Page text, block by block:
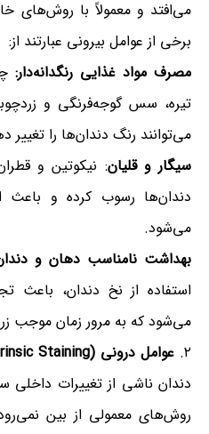
می‌افتد و معمولاً با روش‌های
برخی از عوامل بیرونی عبارتند از:
مصرف مواد غذایی رنگدانه‌دار:
تیره، سس گوجه‌فرنگی و
می‌توانند رنگ دندان‌ها را تغییر
سیگار و قلیان: نیکوتین و
دندان‌ها رسوب کرده و باعث
می‌شود.
بهداشت نامناسب دهان و
استفاده از نخ دندان، باعث
می‌شود که به مرور زمان موجب
۲. عوامل درونی (Intrinsic Staining):
دندان ناشی از تغییرات داخلی
روش‌های معمولی از بین